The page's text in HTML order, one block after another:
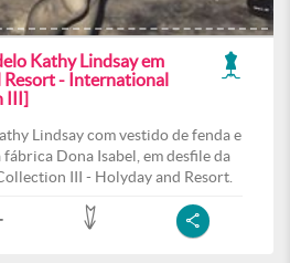
Kathy Lindsay em
Resort - International
III]
Lindsay com vestido de fenda e
Dona Isabel, em desfile da
III - Holyday and Resort.